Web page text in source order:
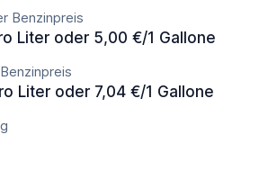
Benzinpreis
Liter oder 5,00 €/1 Gallone
Liter oder 7,04 €/1 Gallone